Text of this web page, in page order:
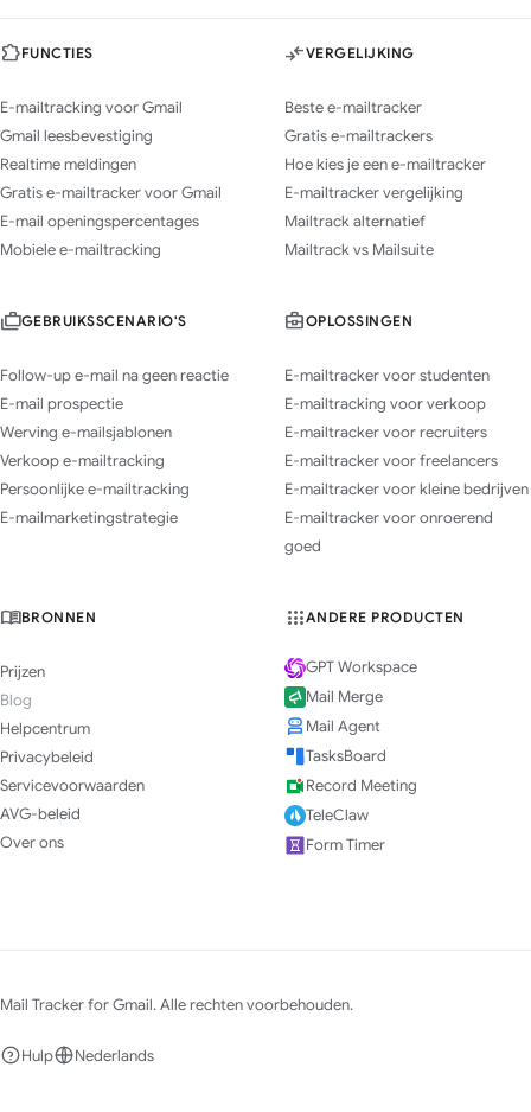
FUNCTIES
E-mailtracking voor Gmail
Gmail leesbevestiging
Realtime meldingen
Gratis e-mailtracker voor Gmail
E-mail openingspercentages
Mobiele e-mailtracking
VERGELIJKING
Beste e-mailtracker
Gratis e-mailtrackers
Hoe kies je een e-mailtracker
E-mailtracker vergelijking
Mailtrack alternatief
Mailtrack vs Mailsuite
GEBRUIKSSCENARIO'S
Follow-up e-mail na geen reactie
E-mail prospectie
Werving e-mailsjablonen
Verkoop e-mailtracking
Persoonlijke e-mailtracking
E-mailmarketingstrategie
OPLOSSINGEN
E-mailtracker voor studenten
E-mailtracking voor verkoop
E-mailtracker voor recruiters
E-mailtracker voor freelancers
E-mailtracker voor kleine bedrijven
E-mailtracker voor onroerend
goed
BRONNEN
Prijzen
Blog
Helpcentrum
Privacybeleid
Servicevoorwaarden
AVG-beleid
Over ons
ANDERE PRODUCTEN
GPT Workspace
Mail Merge
Mail Agent
TasksBoard
Record Meeting
TeleClaw
Form Timer
Mail Tracker for Gmail. Alle rechten voorbehouden.
Hulp Nederlands